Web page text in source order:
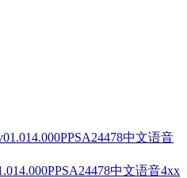
中文语音4xx